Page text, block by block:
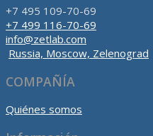
+7 495 109-70-69
+7 499 116-70-69
info@zetlab.com
Russia, Moscow, Zelenograd
COMPAÑÍA
Quiénes somos